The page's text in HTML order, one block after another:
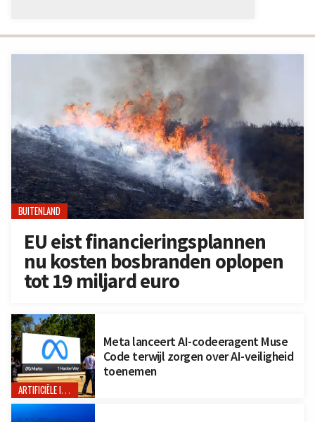
BUITENLAND
EU eist financieringsplannen
nu kosten bosbranden oplopen
tot 19 miljard euro
ARTIFICIËLE INTELLIGENTIE
Meta lanceert AI-codeeragent Muse
Code terwijl zorgen over AI-veiligheid
toenemen